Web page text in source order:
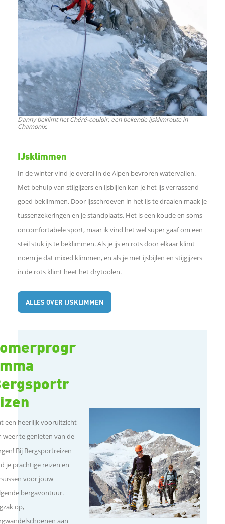
Danny beklimt het Chéré-couloir, een bekende ijsklimroute in
Chamonix.
IJsklimmen
In de winter vind je overal in de Alpen bevroren watervallen.
Met behulp van stijgijzers en ijsbijlen kan je het ijs verrassend
goed beklimmen. Door ijsschroeven in het ijs te draaien maak je
tussenzekeringen en je standplaats. Het is een koude en soms
oncomfortabele sport, maar ik vind het wel super gaaf om een
steil stuk ijs te beklimmen. Als je ijs en rots door elkaar klimt
noem je dat mixed klimmen, en als je met ijsbijlen en stijgijzers
in de rots klimt heet het drytoolen.
ALLES OVER IJSKLIMMEN
een heerlijk vooruitzicht
weer te genieten van de
Bij Bergsportreizen
je prachtige reizen en
voor jouw
bergavontuur.
op,
aan